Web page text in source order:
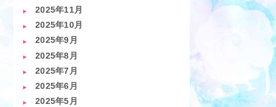
2025年11月
2025年10月
2025年9月
2025年8月
2025年7月
2025年6月
2025年5月